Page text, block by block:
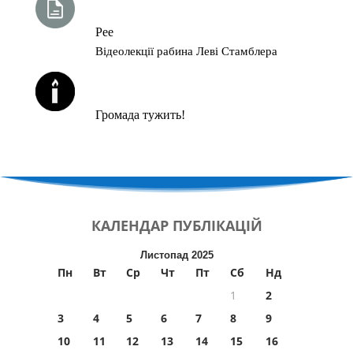
Рее
Відеолекції рабина Леві Стамблера
Громада тужить!
КАЛЕНДАР ПУБЛІКАЦІЙ
Листопад 2025
Пн Вт Ср Чт Пт Сб
Нд
1
2
3
4 5 6 7 8
9
10
11 12 13 14 15
16